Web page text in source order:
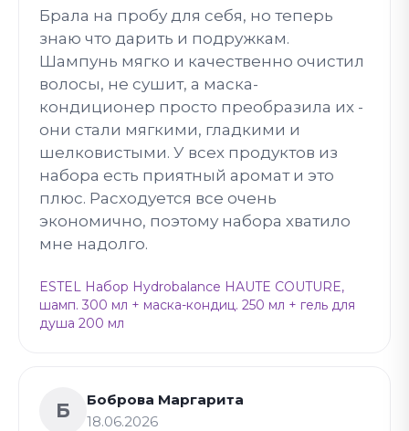
Брала на пробу для себя, но теперь
знаю что дарить и подружкам.
Шампунь мягко и качественно очистил
волосы, не сушит, а маска-
кондиционер просто преобразила их -
они стали мягкими, гладкими и
шелковистыми. У всех продуктов из
набора есть приятный аромат и это
плюс. Расходуется все очень
экономично, поэтому набора хватило
мне надолго.
ESTEL Набор Hydrobalance HAUTE COUTURE,
шамп. 300 мл + маска-кондиц. 250 мл + гель для
душа 200 мл
Б
Боброва Маргарита
18.06.2026